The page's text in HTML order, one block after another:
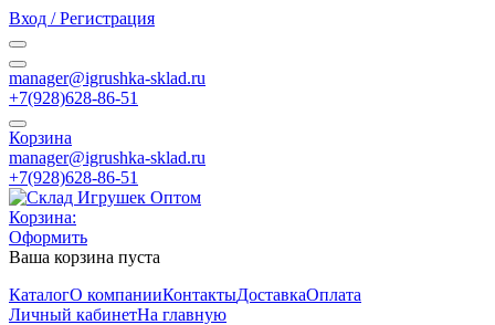
Вход / Регистрация
manager@igrushka-sklad.ru
+7(928)628-86-51
Корзина
manager@igrushka-sklad.ru
+7(928)628-86-51
Корзина:
Оформить
Ваша корзина пуста
КаталогО компанииКонтактыДоставкаОплата
Личный кабинетНа главную